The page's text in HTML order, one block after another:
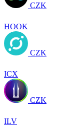
CZK
HOOK
CZK
ICX
CZK
ILV